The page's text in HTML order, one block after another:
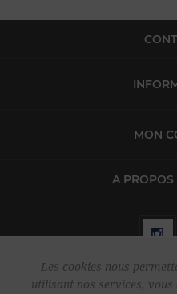
MON
A
Les cookies nous
utilisant nos services,